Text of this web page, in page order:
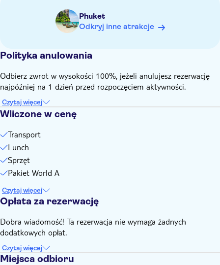
Phuket
Odkryj inne atrakcje
Polityka anulowania
Odbierz zwrot w wysokości 100%, jeżeli anulujesz rezerwację
najpóźniej na 1 dzień przed rozpoczęciem aktywności.
Czytaj więcej
Wliczone w cenę
Transport
Lunch
Sprzęt
Pakiet World A
Czytaj więcej
Opłata za rezerwację
Dobra wiadomość! Ta rezerwacja nie wymaga żadnych
dodatkowych opłat.
Czytaj więcej
Miejsca odbioru